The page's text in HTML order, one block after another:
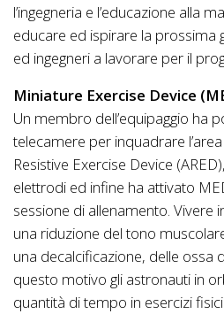
l’ingegneria e l’educazione alla
educare ed ispirare la prossima
ed ingegneri a lavorare per il
Miniature Exercise Device
Un membro dell’equipaggio ha
telecamere per inquadrare
Resistive Exercise Device
elettrodi ed infine ha attivato
sessione di allenamento. Vivere
una riduzione del tono
una decalcificazione, delle ossa
questo motivo gli astronauti in
quantità di tempo in esercizi